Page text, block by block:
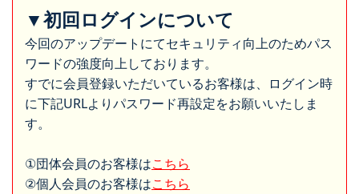
▼初回ログインについて
今回のアップデートにてセキュリティ向上のためパス
ワードの強度向上しております。
すでに会員登録いただいているお客様は、ログイン時
に下記URLよりパスワード再設定をお願いいたしま
す。
①団体会員のお客様はこちら
②個人会員のお客様はこちら